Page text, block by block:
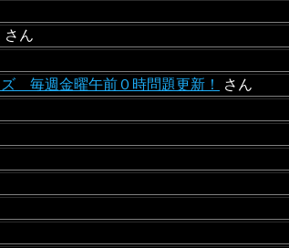
さん
毎週金曜午前０時問題更新！ さん